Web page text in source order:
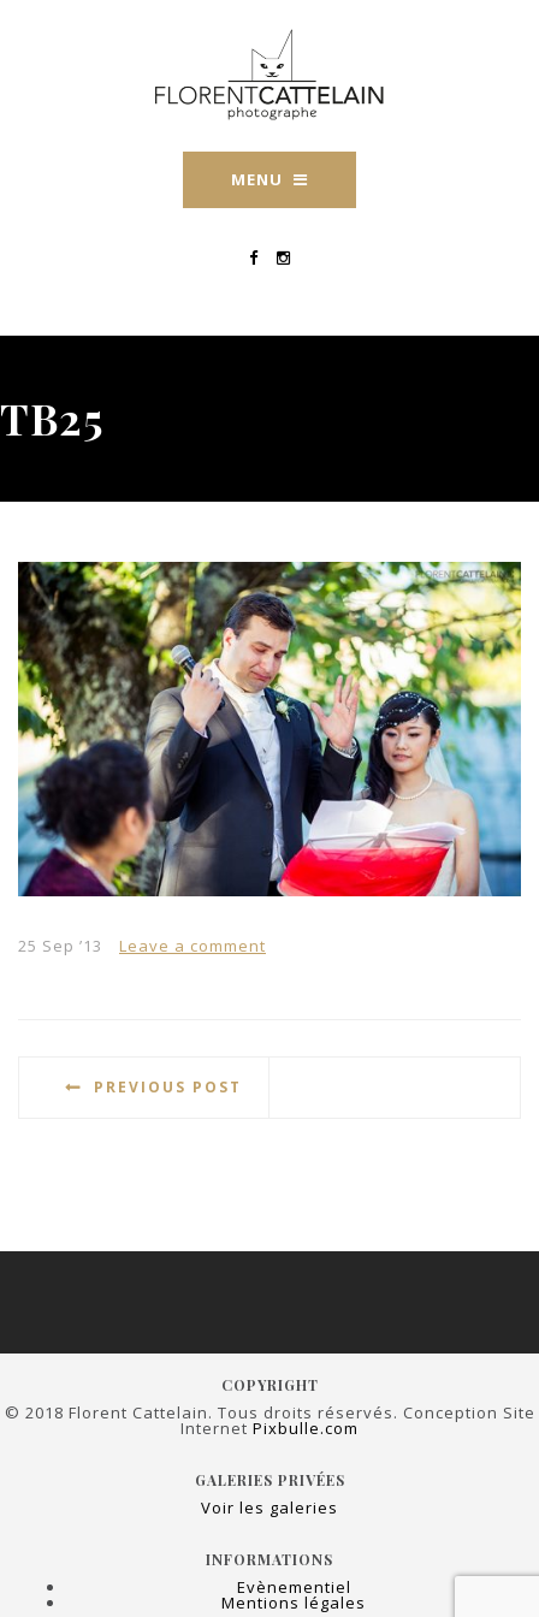
MENU
TB25
25 Sep ’13 Leave a comment
PREVIOUS POST
COPYRIGHT
© 2018 Florent Cattelain. Tous droits réservés. Conception Site
Internet Pixbulle.com
GALERIES PRIVÉES
Voir les galeries
INFORMATIONS
Evènementiel
Mentions légales